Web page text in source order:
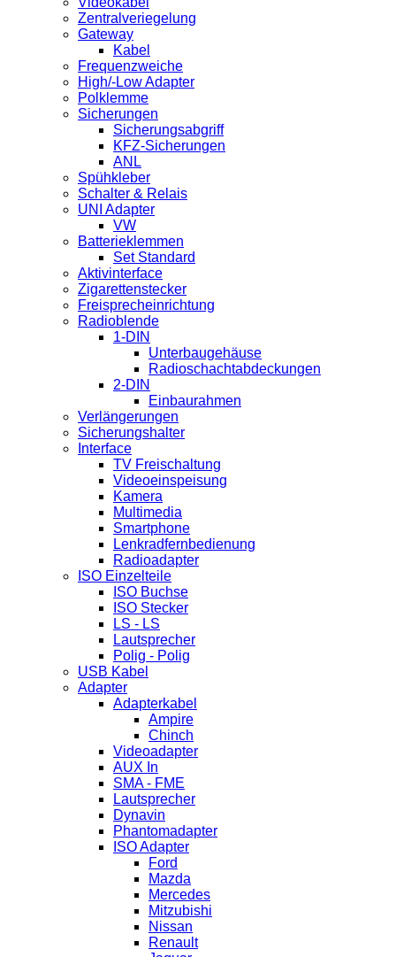
Zentralveriegelung
Gateway
Kabel
Frequenzweiche
High/-Low Adapter
Polklemme
Sicherungen
Sicherungsabgriff
KFZ-Sicherungen
ANL
Spühkleber
Schalter & Relais
UNI Adapter
VW
Batterieklemmen
Set Standard
Aktivinterface
Zigarettenstecker
Freisprecheinrichtung
Radioblende
1-DIN
Unterbaugehäuse
Radioschachtabdeckungen
2-DIN
Einbaurahmen
Verlängerungen
Sicherungshalter
Interface
TV Freischaltung
Videoeinspeisung
Kamera
Multimedia
Smartphone
Lenkradfernbedienung
Radioadapter
ISO Einzelteile
ISO Buchse
ISO Stecker
LS - LS
Lautsprecher
Polig - Polig
USB Kabel
Adapter
Adapterkabel
Ampire
Chinch
Videoadapter
AUX In
SMA - FME
Lautsprecher
Dynavin
Phantomadapter
ISO Adapter
Ford
Mazda
Mercedes
Mitzubishi
Nissan
Renault